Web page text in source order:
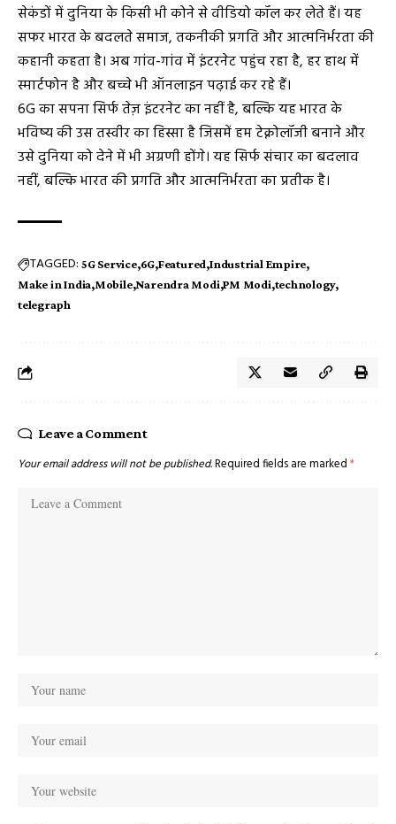
सेकंडों में दुनिया के किसी भी कोने से वीडियो कॉल कर लेते हैं। यह
सफर भारत के बदलते समाज, तकनीकी प्रगति और आत्मनिर्भरता की
कहानी कहता है। अब गांव-गांव में इंटरनेट पहुंच रहा है, हर हाथ में
स्मार्टफोन है और बच्चे भी ऑनलाइन पढ़ाई कर रहे हैं।
6G का सपना सिर्फ तेज़ इंटरनेट का नहीं है, बल्कि यह भारत के
भविष्य की उस तस्वीर का हिस्सा है जिसमें हम टेक्नोलॉजी बनाने और
उसे दुनिया को देने में भी अग्रणी होंगे। यह सिर्फ संचार का बदलाव
नहीं, बल्कि भारत की प्रगति और आत्मनिर्भरता का प्रतीक है।
TAGGED: 5G Service 6G Featured Industrial Empire
Make in India Mobile Narendra Modi PM Modi technology
telegraph
Leave a Comment
Your email address will not be published.Required fields are marked *